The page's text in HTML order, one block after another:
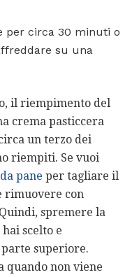
per circa 30 minuti o
su una
il riempimento del
crema pasticcera
un terzo dei
riempiti. Se vuoi
pane per tagliare il
rimuovere con
spremere la
scelto e
superiore.
quando non viene